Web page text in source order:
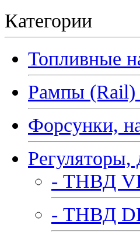
Категории
Топливные
Рампы (Rail)
Форсунки,
Регуляторы,
- ТНВД
- ТНВД